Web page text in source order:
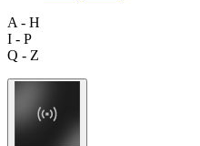
A - H
I - P
Q - Z